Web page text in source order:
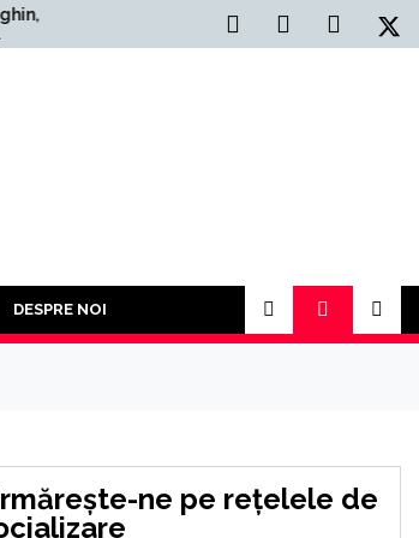
Situația Politică Actuală
din România: O Analiză
Comprehensivă
DESPRE NOI
ne pe rețelele de